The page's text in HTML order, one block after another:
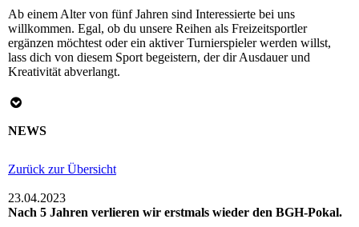
Ab einem Alter von fünf Jahren sind Interessierte bei uns
willkommen. Egal, ob du unsere Reihen als Freizeitsportler
ergänzen möchtest oder ein aktiver Turnierspieler werden willst,
lass dich von diesem Sport begeistern, der dir Ausdauer und
Kreativität abverlangt.
NEWS
Zurück zur Übersicht
23.04.2023
Nach 5 Jahren verlieren wir erstmals wieder den BGH-Pokal.